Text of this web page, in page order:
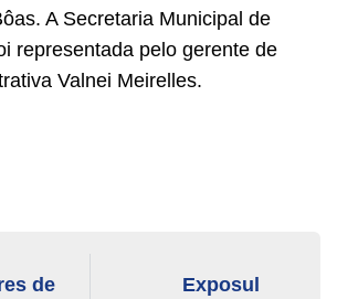
A Secretaria Municipal de
representada pelo gerente de
Valnei Meirelles.
de
Exposul